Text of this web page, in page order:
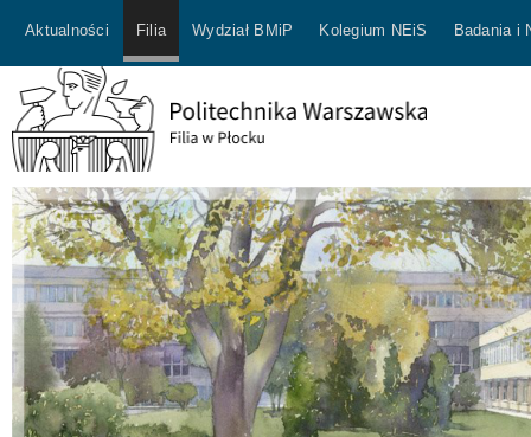
Aktualności Filia Wydział BMiP Kolegium NEiS Badania i